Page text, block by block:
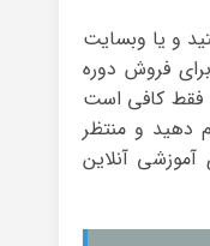
و یا وبسایت
فروش دوره
فقط کافی است
دهید و منتظر
آنلاین